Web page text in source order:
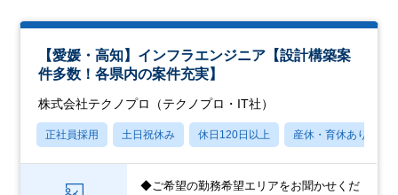
【愛媛・高知】インフラエンジニア【設計構築案
件多数！各県内の案件充実】
株式会社テクノプロ（テクノプロ・IT社）
正社員採用 土日祝休み 休日120日以上 産休・育休あり
◆ご希望の勤務希望エリアをお聞かせくだ